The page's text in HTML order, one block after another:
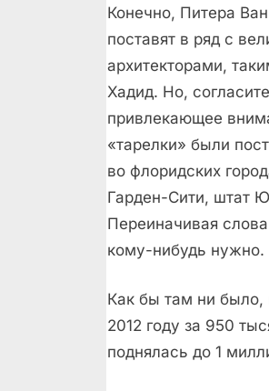
Конечно, Питера
поставят в ряд с
архитекторами,
Хадид. Но,
привлекающее
«тарелки» были
во флоридских
Гарден-Сити, штат
Переиначивая
кому-нибудь нужно.
Как бы там ни было,
2012 году за 950
поднялась до 1